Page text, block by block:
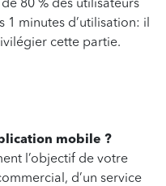
80 % des utilisateurs
1 minutes d’utilisation: il
cette partie.
mobile ?
l’objectif de votre
d’un service